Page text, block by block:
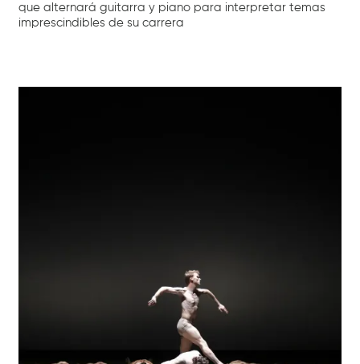
que alternará guitarra y piano para interpretar temas
imprescindibles de su carrera